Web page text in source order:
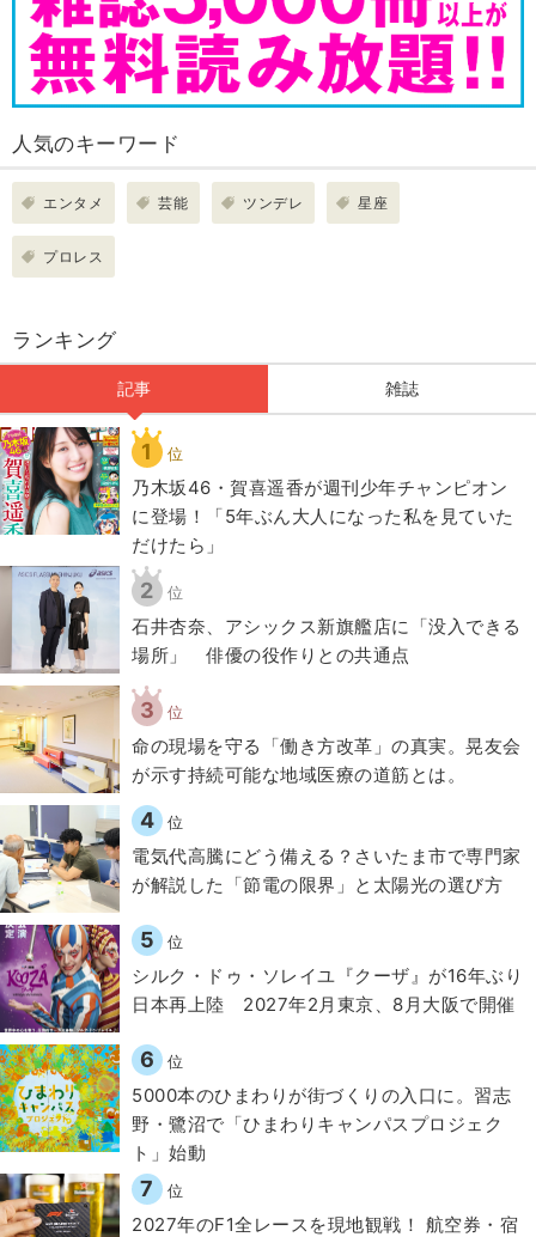
人気のキーワード
エンタメ 芸能 ツンデレ 星座
プロレス
ランキング
記事 雑誌
1 位
乃木坂46・賀喜遥香が週刊少年チャンピオン
に登場！「5年ぶん大人になった私を見ていた
だけたら」
2 位
石井杏奈、アシックス新旗艦店に「没入できる
場所」 俳優の役作りとの共通点
3 位
​命の現場を守る「働き方改革」の真実。晃友会
が示す持続可能な地域医療の道筋とは。
4 位
電気代高騰にどう備える？さいたま市で専門家
が解説した「節電の限界」と太陽光の選び方
5 位
シルク・ドゥ・ソレイユ『クーザ』が16年ぶり
日本再上陸 2027年2月東京、8月大阪で開催
6 位
5000本のひまわりが街づくりの入口に。習志
野・鷺沼で「ひまわりキャンパスプロジェク
ト」始動
7 位
2027年のF1全レースを現地観戦！ 航空券・宿